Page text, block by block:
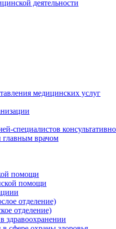
деятельности
медицинских услуг
специалистов
главным врачом
помощи
помощи
отделение)
отделение)
здравоохранении